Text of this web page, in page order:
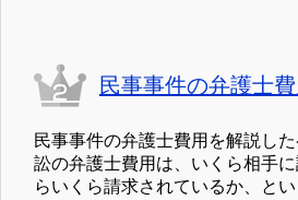
民事事件の弁護士
民事事件の弁護士費用を解説し
訟の弁護士費用は、いくら相手
らいくら請求されているか、と